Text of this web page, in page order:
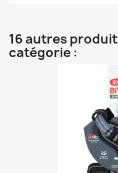
16 autres
catégorie :